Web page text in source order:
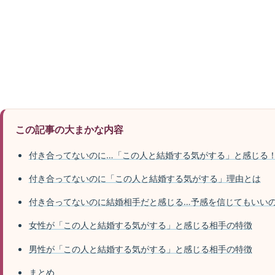
この記事の大まかな内容
付き合ってないのに…「この人と結婚する気がする」と感じる
付き合ってないのに「この人と結婚する気がする」理由とは
付き合ってないのに結婚相手だと感じる…予感を信じてもいい
女性が「この人と結婚する気がする」と感じる相手の特徴
男性が「この人と結婚する気がする」と感じる相手の特徴
まとめ